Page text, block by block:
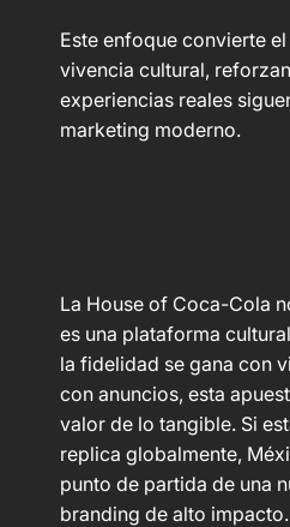
Este enfoque convierte
vivencia cultural,
experiencias reales
marketing moderno.
La House of Coca-Cola
es una plataforma
la fidelidad se gana con
con anuncios, esta
valor de lo tangible. Si
replica globalmente,
punto de partida de una
branding de alto impacto.